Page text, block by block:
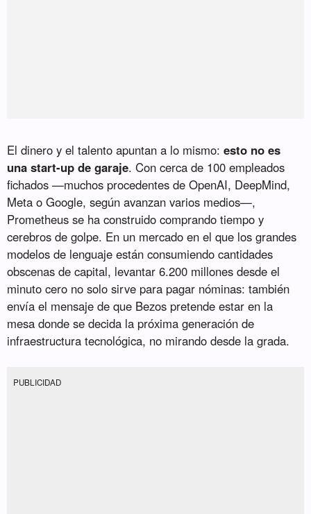
El dinero y el talento apuntan a lo mismo:esto no es
una start-up de garaje. Con cerca de 100 empleados
fichados —muchos procedentes de OpenAI, DeepMind,
Meta o Google, según avanzan varios medios—,
Prometheus se ha construido comprando tiempo y
cerebros de golpe. En un mercado en el que los grandes
modelos de lenguaje están consumiendo cantidades
obscenas de capital, levantar 6.200 millones desde el
minuto cero no solo sirve para pagar nóminas: también
envía el mensaje de que Bezos pretende estar en la
mesa donde se decida la próxima generación de
infraestructura tecnológica, no mirando desde la grada.
PUBLICIDAD